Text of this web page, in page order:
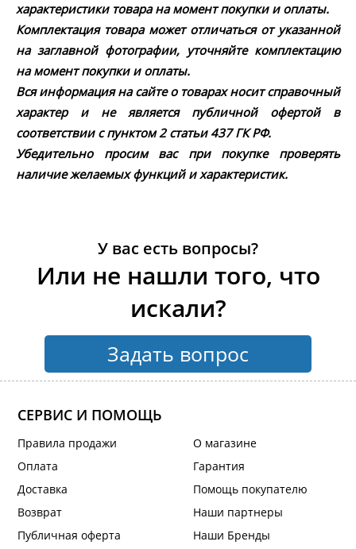
характеристики товара на момент покупки и оплаты.
Комплектация товара может отличаться от указанной
на заглавной фотографии, уточняйте комплектацию
на момент покупки и оплаты.
Вся информация на сайте о товарах носит справочный
характер и не является публичной офертой в
соответствии с пунктом 2 статьи 437 ГК РФ.
Убедительно просим вас при покупке проверять
наличие желаемых функций и характеристик.
У вас есть вопросы?
Или не нашли того, что
искали?
Задать вопрос
СЕРВИС И ПОМОЩЬ
Правила продажи
Оплата
Доставка
Возврат
Публичная оферта
О магазине
Гарантия
Помощь покупателю
Наши партнеры
Наши Бренды